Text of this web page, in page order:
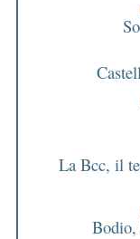
La Bcc, il
Bodio,